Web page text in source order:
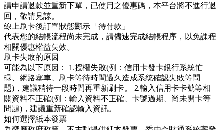
請申請退款並重新下單，已使用之優惠碼，本平台將不進行退
回，敬請見諒。
線上刷卡後訂單狀態顯示「待付款」
代表您的結帳流程尚未完成，請儘速完成結帳程序，以免課程
相關優惠權益失效。
刷卡失敗的原因
可能為以下原因： 1.授權失敗(例：信用卡發卡銀行系統忙
碌、網路塞車、刷卡等待時間過久造成系統確認失敗等問
題)，建議稍待一段時間再重新刷卡。 2.輸入信用卡卡號等相
關資料不正確(例：輸入資料不正確、卡號過期、尚未開卡等
問題)，建議重新確認輸入資訊。
如何選擇紙本發票